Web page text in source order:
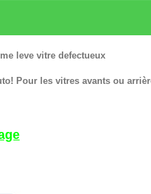
leve vitre defectueux
Pour les vitres avants ou